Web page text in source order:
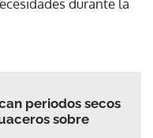
durante la
periodos secos
sobre